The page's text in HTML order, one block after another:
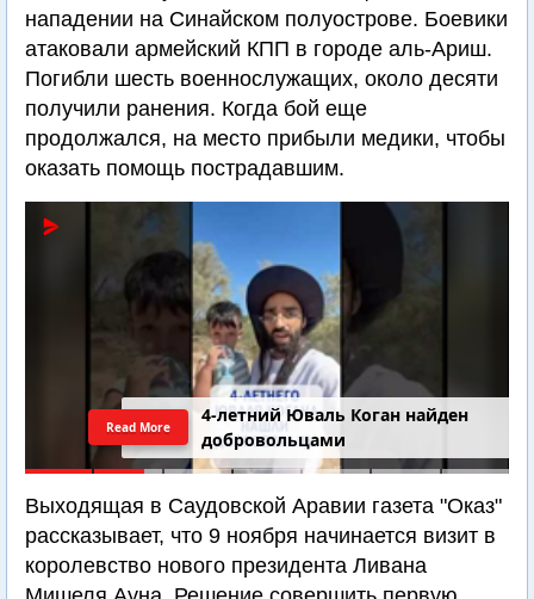
нападении на Синайском полуострове. Боевики
атаковали армейский КПП в городе аль-Ариш.
Погибли шесть военнослужащих, около десяти
получили ранения. Когда бой еще
продолжался, на место прибыли медики, чтобы
оказать помощь пострадавшим.
4-летний Юваль Коган найден
добровольцами
Read More
Выходящая в Саудовской Аравии газета "Оказ"
рассказывает, что 9 ноября начинается визит в
королевство нового президента Ливана